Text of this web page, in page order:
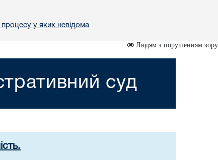
у яких невідома
Людям з порушенням зору
суд